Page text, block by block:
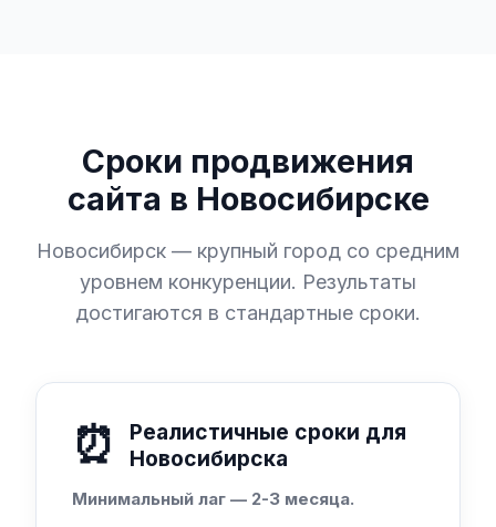
Сроки продвижения
сайта в Новосибирске
Новосибирск — крупный город со средним
уровнем конкуренции. Результаты
достигаются в стандартные сроки.
⏰
Реалистичные сроки для
Новосибирска
Минимальный лаг — 2-3 месяца.